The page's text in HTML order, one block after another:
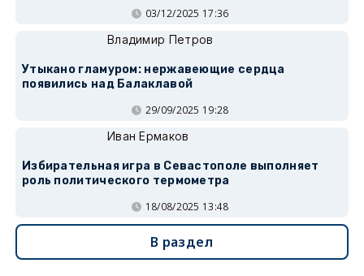
03/12/2025 17:36
Владимир Петров
Утыкано гламуром: нержавеющие сердца
появились над Балаклавой
29/09/2025 19:28
Иван Ермаков
Избирательная игра в Севастополе выполняет
роль политического термометра
18/08/2025 13:48
В раздел